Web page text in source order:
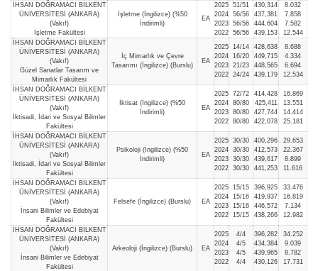
İHSAN DOĞRAMACI BİLKENT
ÜNİVERSİTESİ (ANKARA)
(Vakıf)
İşletme Fakültesi
İşletme (İngilizce) (%50
İndirimli)
EA
2025
2024
2023
2022
51/51
56/56
56/56
56/56
430,314
437,381
444,604
439,153
8.032
7.858
7.582
12.544
İHSAN DOĞRAMACI BİLKENT
ÜNİVERSİTESİ (ANKARA)
(Vakıf)
Güzel Sanatlar Tasarım ve
Mimarlık Fakültesi
İç Mimarlık ve Çevre
Tasarımı (İngilizce) (Burslu)
EA
2025
2024
2023
2022
14/14
16/20
21/23
24/24
428,638
449,715
448,565
439,179
8.688
4.334
6.694
12.534
İHSAN DOĞRAMACI BİLKENT
ÜNİVERSİTESİ (ANKARA)
(Vakıf)
İktisadi, İdari ve Sosyal Bilimler
Fakültesi
İktisat (İngilizce) (%50
İndirimli)
EA
2025
2024
2023
2022
72/72
80/80
80/80
80/80
414,428
425,411
427,744
422,078
16.869
13.551
14.414
25.181
İHSAN DOĞRAMACI BİLKENT
ÜNİVERSİTESİ (ANKARA)
(Vakıf)
İktisadi, İdari ve Sosyal Bilimler
Fakültesi
Psikoloji (İngilizce) (%50
İndirimli)
EA
2025
2024
2023
2022
30/30
30/30
30/30
30/30
400,296
412,573
439,617
441,253
29.653
22.367
8.899
11.616
İHSAN DOĞRAMACI BİLKENT
ÜNİVERSİTESİ (ANKARA)
(Vakıf)
İnsani Bilimler ve Edebiyat
Fakültesi
Felsefe (İngilizce) (Burslu) EA
2025
2024
2023
2022
15/15
15/16
15/16
15/15
396,925
419,937
446,572
438,266
33.476
16.819
7.134
12.982
İHSAN DOĞRAMACI BİLKENT
ÜNİVERSİTESİ (ANKARA)
(Vakıf)
İnsani Bilimler ve Edebiyat
Fakültesi
Arkeoloji (İngilizce) (Burslu) EA
2025
2024
2023
2022
4/4
4/5
4/5
4/4
396,282
434,384
439,965
430,126
34.252
9.039
8.782
17.731